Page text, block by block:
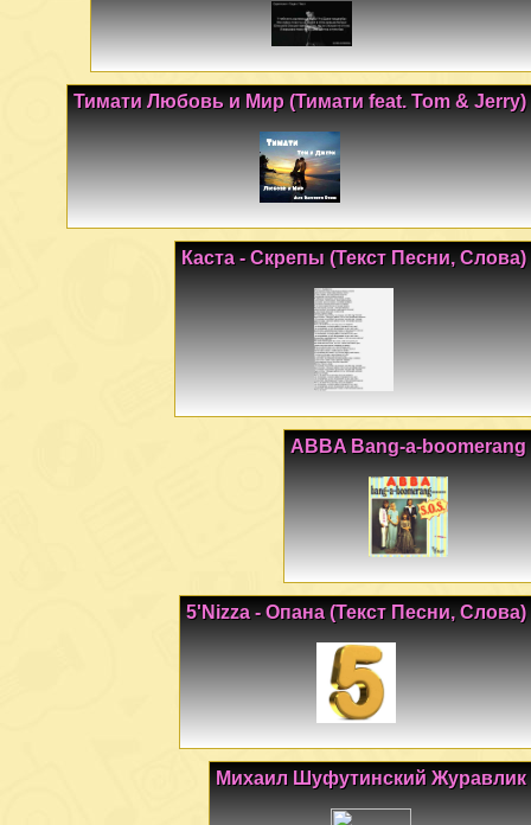
Тимати Любовь и Мир (Тимати feat. Tom & Jerry)
Каста - Скрепы (Текст Песни, Слова)
ABBA Bang-a-boomerang
5'Nizza - Опана (Текст Песни, Слова)
Михаил Шуфутинский Журавлик